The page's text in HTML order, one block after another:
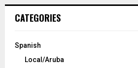
CATEGORIES
Spanish
Local/Aruba